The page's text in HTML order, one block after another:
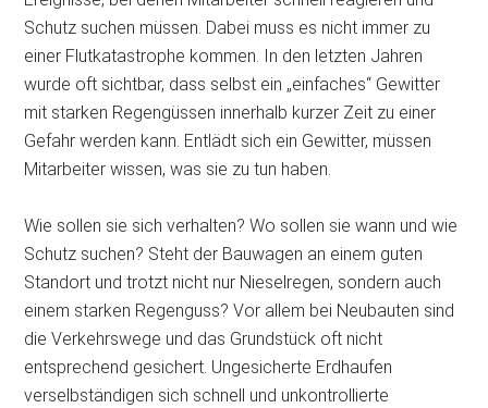
Schutz suchen müssen. Dabei muss es nicht immer zu
einer Flutkatastrophe kommen. In den letzten Jahren
wurde oft sichtbar, dass selbst ein „einfaches“ Gewitter
mit starken Regengüssen innerhalb kurzer Zeit zu einer
Gefahr werden kann. Entlädt sich ein Gewitter, müssen
Mitarbeiter wissen, was sie zu tun haben.
Wie sollen sie sich verhalten? Wo sollen sie wann und wie
Schutz suchen? Steht der Bauwagen an einem guten
Standort und trotzt nicht nur Nieselregen, sondern auch
einem starken Regenguss? Vor allem bei Neubauten sind
die Verkehrswege und das Grundstück oft nicht
entsprechend gesichert. Ungesicherte Erdhaufen
verselbständigen sich schnell und unkontrollierte